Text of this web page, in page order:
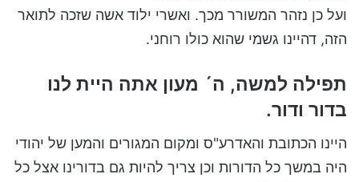
ועל כן נזהר המשורר מכך. ואשרי ילוד אשה שזכה לתואר
הזה, דהיינו גשמי שהוא כולו רוחני.
תפילה למשה, ה´ מעון אתה היית לנו
בדור ודור.
היינו הכתובת והאדרע"ס ומקום המגורים והמען של יהודי
היה במשך כל הדורות וכן צריך להיות גם בדורינו אצל כל